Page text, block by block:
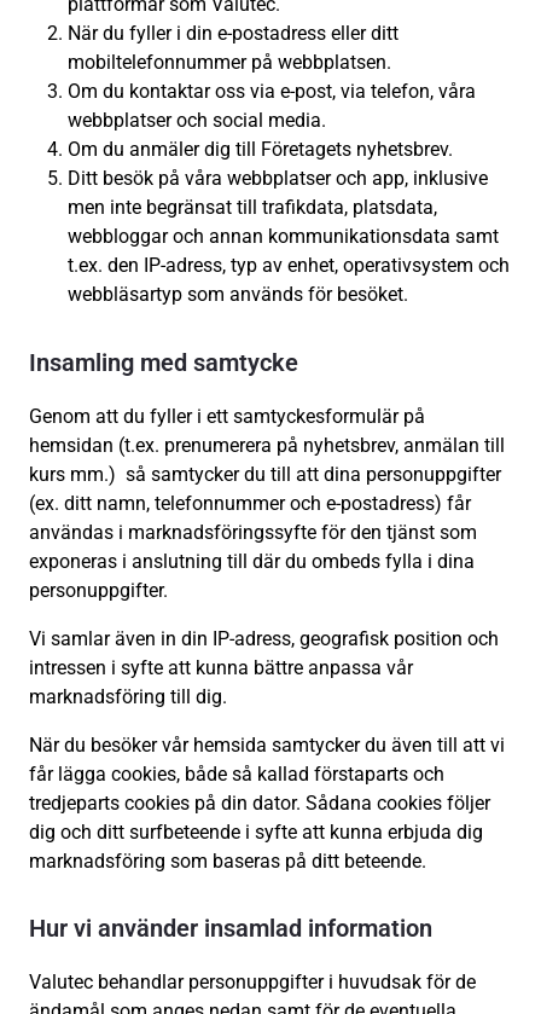
plattformar som Valutec.
När du fyller i din e-postadress eller ditt
mobiltelefonnummer på webbplatsen.
Om du kontaktar oss via e-post, via telefon, våra
webbplatser och social media.
Om du anmäler dig till Företagets nyhetsbrev.
Ditt besök på våra webbplatser och app, inklusive
men inte begränsat till trafikdata, platsdata,
webbloggar och annan kommunikationsdata samt
t.ex. den IP-adress, typ av enhet, operativsystem och
webbläsartyp som används för besöket.
Insamling med samtycke
Genom att du fyller i ett samtyckesformulär på
hemsidan (t.ex. prenumerera på nyhetsbrev, anmälan till
kurs mm.) så samtycker du till att dina personuppgifter
(ex. ditt namn, telefonnummer och e-postadress) får
användas i marknadsföringssyfte för den tjänst som
exponeras i anslutning till där du ombeds fylla i dina
personuppgifter.
Vi samlar även in din IP-adress, geografisk position och
intressen i syfte att kunna bättre anpassa vår
marknadsföring till dig.
När du besöker vår hemsida samtycker du även till att vi
får lägga cookies, både så kallad förstaparts och
tredjeparts cookies på din dator. Sådana cookies följer
dig och ditt surfbeteende i syfte att kunna erbjuda dig
marknadsföring som baseras på ditt beteende.
Hur vi använder insamlad information
Valutec behandlar personuppgifter i huvudsak för de